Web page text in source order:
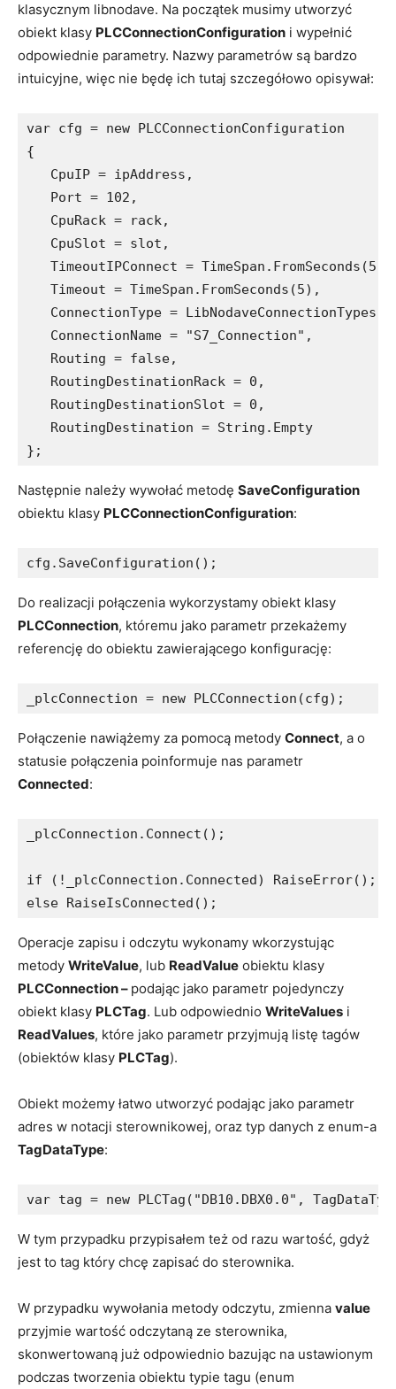
klasycznym libnodave. Na początek musimy utworzyć
obiekt klasy PLCConnectionConfiguration i wypełnić
odpowiednie parametry. Nazwy parametrów są bardzo
intuicyjne, więc nie będę ich tutaj szczegółowo opisywał:
var cfg = new PLCConnectionConfiguration
{
   CpuIP = ipAddress,
   Port = 102,
   CpuRack = rack,
   CpuSlot = slot,
   TimeoutIPConnect = TimeSpan.FromSeconds(5),
   Timeout = TimeSpan.FromSeconds(5),
ConnectionType =
   ConnectionName = "S7_Connection",
   Routing = false,
   RoutingDestinationRack = 0,
   RoutingDestinationSlot = 0,
   RoutingDestination = String.Empty
};
Następnie należy wywołać metodę SaveConfiguration
obiektu klasy PLCConnectionConfiguration:
cfg.SaveConfiguration();
Do realizacji połączenia wykorzystamy obiekt klasy
PLCConnection, któremu jako parametr przekażemy
referencję do obiektu zawierającego konfigurację:
_plcConnection = new PLCConnection(cfg);
Połączenie nawiążemy za pomocą metody Connect, a o
statusie połączenia poinformuje nas parametr
Connected:
_plcConnection.Connect();
if (!_plcConnection.Connected) RaiseError();
else RaiseIsConnected();
Operacje zapisu i odczytu wykonamy wkorzystując
metody WriteValue, lub ReadValue obiektu klasy
PLCConnection – podając jako parametr pojedynczy
obiekt klasy PLCTag. Lub odpowiednio WriteValues i
ReadValues, które jako parametr przyjmują listę tagów
(obiektów klasy PLCTag).
Obiekt możemy łatwo utworzyć podając jako parametr
adres w notacji sterownikowej, oraz typ danych z enum-a
TagDataType:
var tag = new PLCTag("DB10.DBX0.0",
W tym przypadku przypisałem też od razu wartość, gdyż
jest to tag który chcę zapisać do sterownika.
W przypadku wywołania metody odczytu, zmienna value
przyjmie wartość odczytaną ze sterownika,
skonwertowaną już odpowiednio bazując na ustawionym
podczas tworzenia obiektu typie tagu (enum